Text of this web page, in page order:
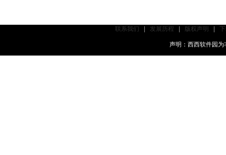
联系我们 发展历程 版权声明
声明：西西软件园